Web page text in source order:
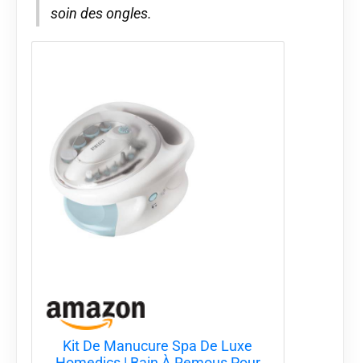
soin des ongles.
Kit De Manucure Spa De Luxe